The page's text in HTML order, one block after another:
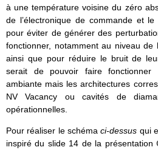
à une température voisine du zéro
de l’électronique de commande et
pour éviter de générer des
fonctionner, notamment au niveau de
ainsi que pour réduire le bruit de
serait de pouvoir faire fonctionner
ambiante mais les architectures
NV Vacancy ou cavités de
opérationnelles.
Pour réaliser le schémaci-dessus qui
inspiré du slide 14 de la présentation